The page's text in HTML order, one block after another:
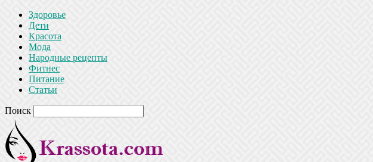
Здоровье
Дети
Красота
Мода
Народные рецепты
Фитнес
Питание
Статьи
Поиск